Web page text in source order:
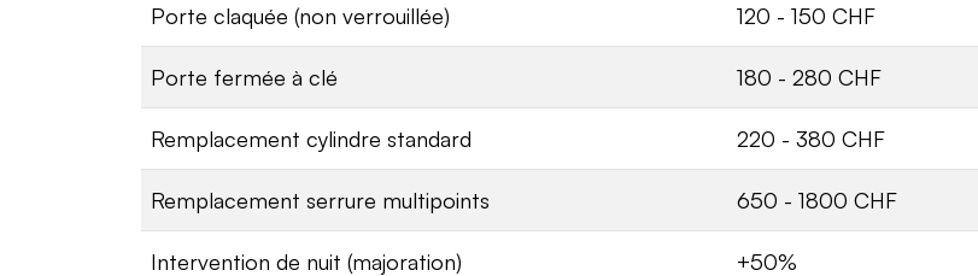
Porte claquée (non verrouillée) 120 - 150 CHF
Porte fermée à clé 180 - 280 CHF
Remplacement cylindre standard 220 - 380 CHF
Remplacement serrure multipoints 650 - 1800 CHF
Intervention de nuit (majoration) +50%